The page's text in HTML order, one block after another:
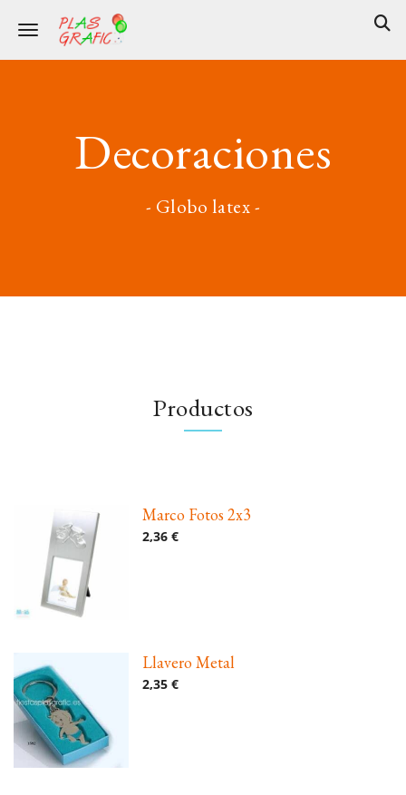
Toggle navigation
Decoraciones
- Globo latex -
Productos
Marco Fotos 2x3
2,36 €
Llavero Metal
2,35 €